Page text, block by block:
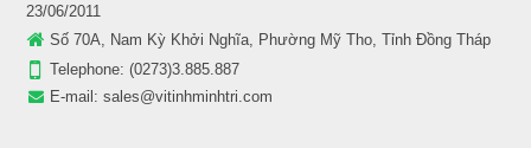
23/06/2011
Số 70A, Nam Kỳ Khởi Nghĩa, Phường Mỹ Tho, Tỉnh Đồng Tháp
Telephone: (0273)3.885.887
E-mail: sales@vitinhminhtri.com